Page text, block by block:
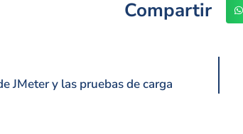
Compartir
JMeter y las pruebas de carga